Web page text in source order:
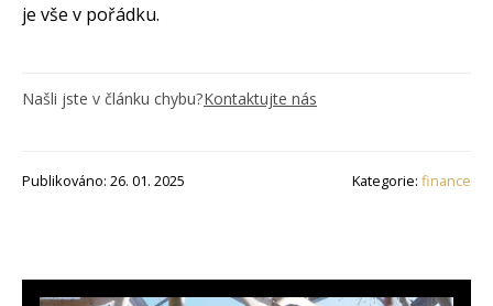
je vše v pořádku.
Našli jste v článku chybu?Kontaktujte nás
Publikováno: 26. 01. 2025 Kategorie: finance